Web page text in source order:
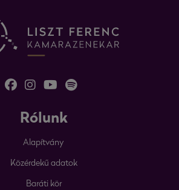
Rólunk
Alapítvány
Közérdekű adatok
Baráti kör